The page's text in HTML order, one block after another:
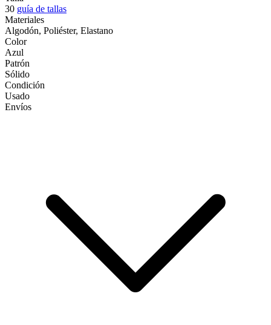
30 guía de tallas
Materiales
Algodón, Poliéster, Elastano
Color
Azul
Patrón
Sólido
Condición
Usado
Envíos